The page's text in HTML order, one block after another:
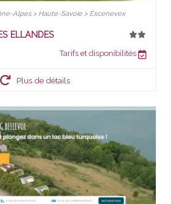
Alpes > Haute-Savoie > Excenevex
ELLANDES
Tarifs et disponibilités
Plus de détails